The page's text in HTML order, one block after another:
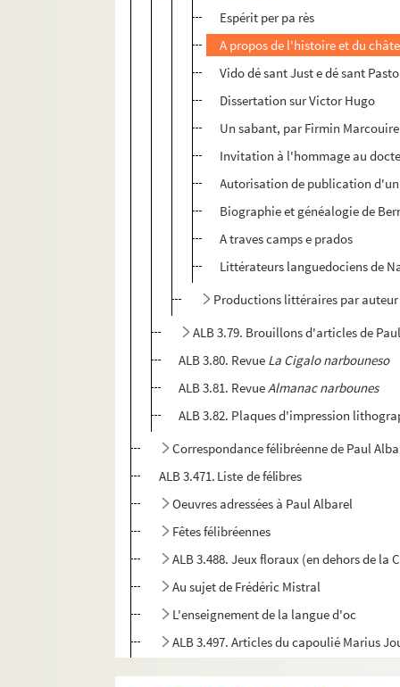
Espérit per pa rès
A propos de l'histoire et du
Vido dé sant Just e dé sant
Dissertation sur Victor Hugo
Un sabant, par Firmin Marcouire
Invitation à l'hommage au
Autorisation de publication
Biographie et généalogie de
A traves camps e prados
Littérateurs languedociens de
Productions littéraires par auteur
ALB 3.79. Brouillons d'articles de
ALB 3.80. Revue La Cigalo narbouneso
ALB 3.81. RevueAlmanac narbounes
ALB 3.82. Plaques d'impression
Correspondance félibréenne de Paul
ALB 3.471. Liste de félibres
Oeuvres adressées à Paul Albarel
Fêtes félibréennes
ALB 3.488. Jeux floraux (en dehors de la
Au sujet de Frédéric Mistral
L'enseignement de la langue d'oc
ALB 3.497. Articles du capoulié Marius